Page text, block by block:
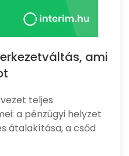
ami
teljes
a pénzügyi helyzet
átalakítása, a csőd